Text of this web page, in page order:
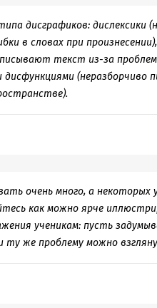
дисграфиков:
в словах при
текст из-за
(неразборчиво
очень много, а
как можно ярче
ученикам: пусть
ту же проблему можно